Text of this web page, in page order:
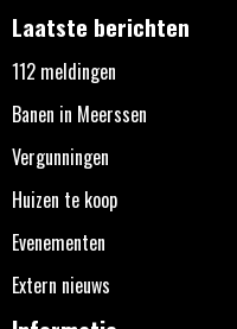
Laatste berichten
112 meldingen
Banen in Meerssen
Vergunningen
Huizen te koop
Evenementen
Extern nieuws